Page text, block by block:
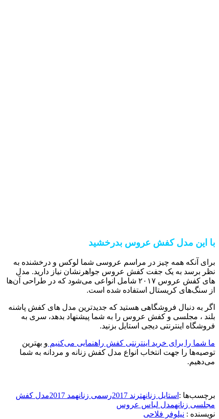
با این مدل کفش عروس بدرخشید
برای آنکه همه چیز در مراسم عروسی شما لوکس و درخشنده به
نظر برسد به یک جفت کفش عروس جواهرنشان نیاز دارید. مدل
های کفش عروس ۲۰۱۷ شامل انواعی می‌شود که در طراحی آن‌ها
از سنگ‌های کریستال استفاده شده است.
اگر به دنبال فروشگاهی هستید که جدیدترین مدل های کفش پاشنه
بلند ، مجلسی و کفش عروس را به شما پیشنهاد بدهد، سری به
فروشگاه اینترنتی دیجی استایل بزنید.
ما شما را برای خرید اینترنتی کفش راهنمایی می‌کنیم و بهترین
توصیه‌ها را جهت انتخاب انواع مدل کفش زنانه و مردانه به شما
می‌دهیم.
برچسب‌ها : استایل زنانهترند 2017 رسمی زنانهمد 2017
مدل کفش
مجلسی زنانهمدل لباس عروس
نویسنده :‌ نیلوفر فلاحی